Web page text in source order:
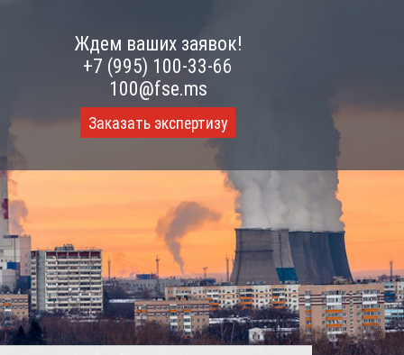
Ждем ваших заявок!
+7 (995) 100-33-66
100@fse.ms
Заказать экспертизу